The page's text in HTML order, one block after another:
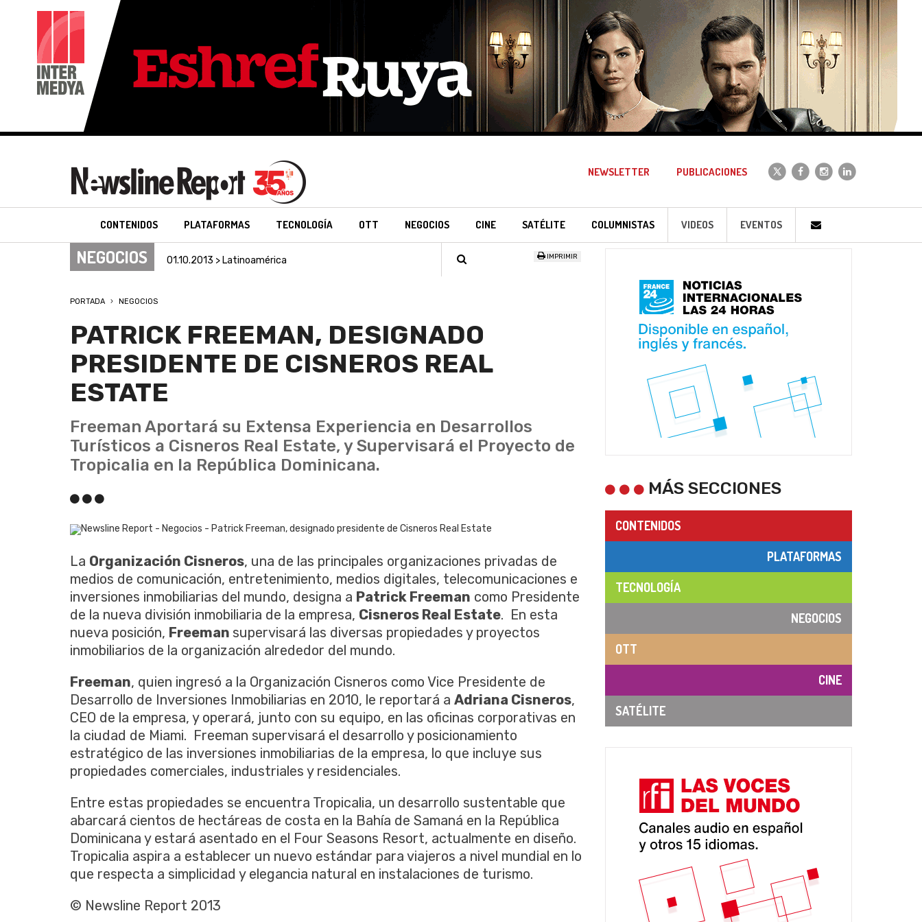
NEWSLETTER PUBLICACIONES
CONTENIDOS PLATAFORMAS TECNOLOGÍA OTT NEGOCIOS CINE SATÉLITE COLUMNISTAS VIDEOS EVENTOS
NEGOCIOS 01.10.2013 > Latinoamérica IMPRIMIR
PORTADA NEGOCIOS
PATRICK FREEMAN, DESIGNADO
PRESIDENTE DE CISNEROS REAL
ESTATE
Freeman Aportará su Extensa Experiencia en Desarrollos
Turísticos a Cisneros Real Estate, y Supervisará el Proyecto de
Tropicalia en la República Dominicana.
La Organización Cisneros, una de las principales organizaciones privadas de
medios de comunicación, entretenimiento, medios digitales, telecomunicaciones e
inversiones inmobiliarias del mundo, designa a Patrick Freeman como Presidente
de la nueva división inmobiliaria de la empresa, Cisneros Real Estate. En esta
nueva posición, Freeman supervisará las diversas propiedades y proyectos
inmobiliarios de la organización alrededor del mundo.
Freeman, quien ingresó a la Organización Cisneros como Vice Presidente de
Desarrollo de Inversiones Inmobiliarias en 2010, le reportará a Adriana Cisneros,
CEO de la empresa, y operará, junto con su equipo, en las oficinas corporativas en
la ciudad de Miami. Freeman supervisará el desarrollo y posicionamiento
estratégico de las inversiones inmobiliarias de la empresa, lo que incluye sus
propiedades comerciales, industriales y residenciales.
Entre estas propiedades se encuentra Tropicalia, un desarrollo sustentable que
abarcará cientos de hectáreas de costa en la Bahía de Samaná en la República
Dominicana y estará asentado en el Four Seasons Resort, actualmente en diseño.
Tropicalia aspira a establecer un nuevo estándar para viajeros a nivel mundial en lo
que respecta a simplicidad y elegancia natural en instalaciones de turismo.
© Newsline Report 2013
MÁS SECCIONES
CONTENIDOS
PLATAFORMAS
TECNOLOGÍA
NEGOCIOS
OTT
CINE
SATÉLITE